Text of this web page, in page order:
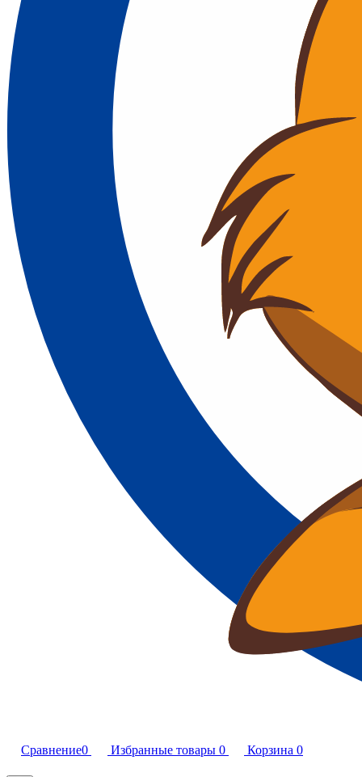
Сравнение0 Избранные товары 0 Корзина 0